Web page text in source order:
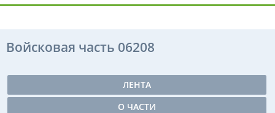
Войсковая часть 06208
ЛЕНТА
О ЧАСТИ